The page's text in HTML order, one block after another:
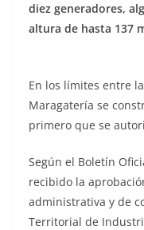
diez generadores,
altura de hasta 137
En los límites entre
Maragatería se
primero que se
Según el Boletín
recibido la
administrativa y de
Territorial de